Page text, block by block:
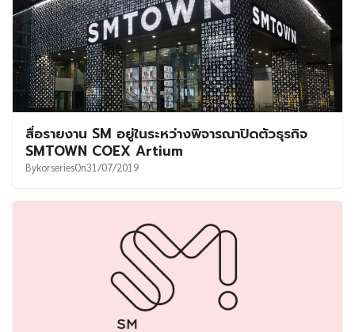
สื่อรายงาน SM อยู่ในระหว่างพิจารณาปิดตัวธุรกิจ
SMTOWN COEX Artium
BykorseriesOn31/07/2019